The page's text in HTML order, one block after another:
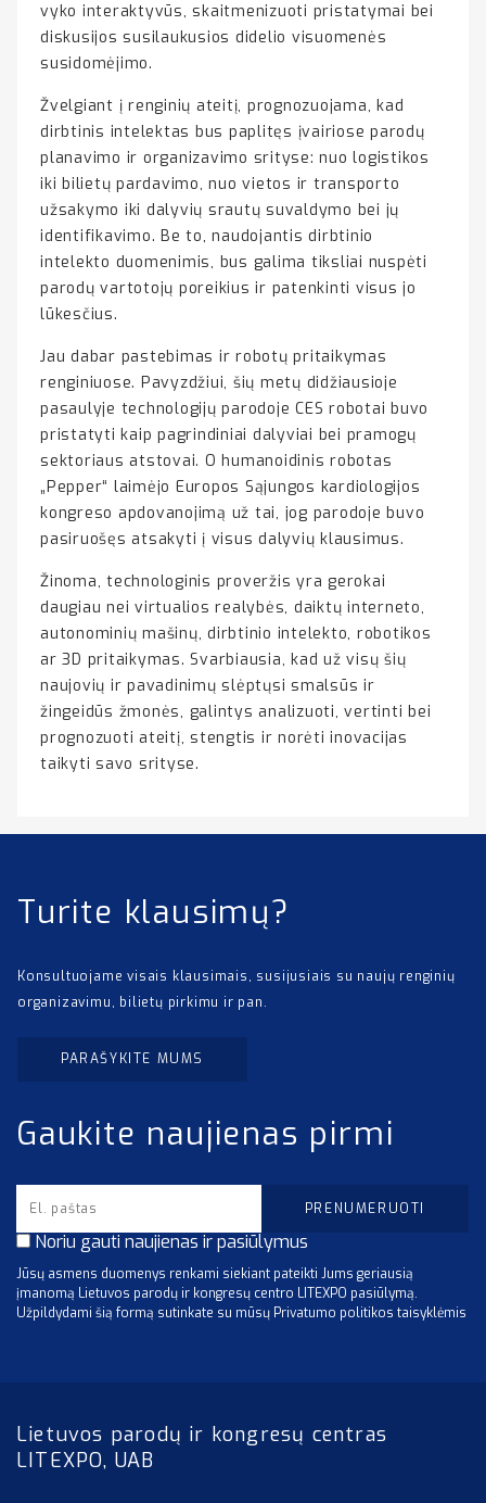
vyko interaktyvūs, skaitmenizuoti pristatymai bei
diskusijos susilaukusios didelio visuomenės
susidomėjimo.
Žvelgiant į renginių ateitį, prognozuojama, kad
dirbtinis intelektas bus paplitęs įvairiose parodų
planavimo ir organizavimo srityse: nuo logistikos
iki bilietų pardavimo, nuo vietos ir transporto
užsakymo iki dalyvių srautų suvaldymo bei jų
identifikavimo. Be to, naudojantis dirbtinio
intelekto duomenimis, bus galima tiksliai nuspėti
parodų vartotojų poreikius ir patenkinti visus jo
lūkesčius.
Jau dabar pastebimas ir robotų pritaikymas
renginiuose. Pavyzdžiui, šių metų didžiausioje
pasaulyje technologijų parodoje CES robotai buvo
pristatyti kaip pagrindiniai dalyviai bei pramogų
sektoriaus atstovai. O humanoidinis robotas
„Pepper“ laimėjo Europos Sąjungos kardiologijos
kongreso apdovanojimą už tai, jog parodoje buvo
pasiruošęs atsakyti į visus dalyvių klausimus.
Žinoma, technologinis proveržis yra gerokai
daugiau nei virtualios realybės, daiktų interneto,
autonominių mašinų, dirbtinio intelekto, robotikos
ar 3D pritaikymas. Svarbiausia, kad už visų šių
naujovių ir pavadinimų slėptųsi smalsūs ir
žingeidūs žmonės, galintys analizuoti, vertinti bei
prognozuoti ateitį, stengtis ir norėti inovacijas
taikyti savo srityse.
Turite klausimų?
Konsultuojame visais klausimais, susijusiais su naujų renginių
organizavimu, bilietų pirkimu ir pan.
PARAŠYKITE MUMS
Gaukite naujienas pirmi
Noriu gauti naujienas ir pasiūlymus
Jūsų asmens duomenys renkami siekiant pateikti Jums geriausią
įmanomą Lietuvos parodų ir kongresų centro LITEXPO pasiūlymą.
Užpildydami šią formą sutinkate su mūsų Privatumo politikos taisyklėmis
Lietuvos parodų ir kongresų centras
LITEXPO, UAB